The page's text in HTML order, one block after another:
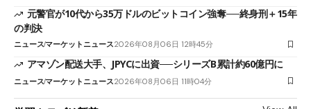
元警官が10代から35万ドルのビットコイン強奪──終身刑＋15年
の判決
ニュースマーケットニュース2026年08月06日 12時45分
アマゾン配送大手、JPYCに出資──シリーズB累計約60億円に
ニュースマーケットニュース2026年08月06日 11時04分